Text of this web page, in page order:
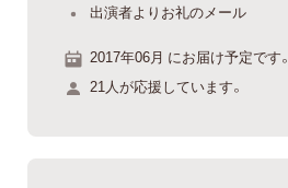
出演者よりお礼のメール
2017年06月 にお届け予定です。
21人が応援しています。